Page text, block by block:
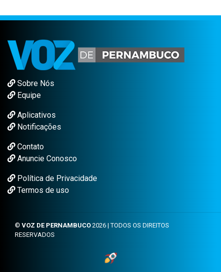
Sobre Nós
Equipe
Aplicativos
Notificações
Contato
Anuncie Conosco
Política de Privacidade
Termos de uso
© VOZ DE PERNAMBUCO 2026 | TODOS OS DIREITOS
RESERVADOS